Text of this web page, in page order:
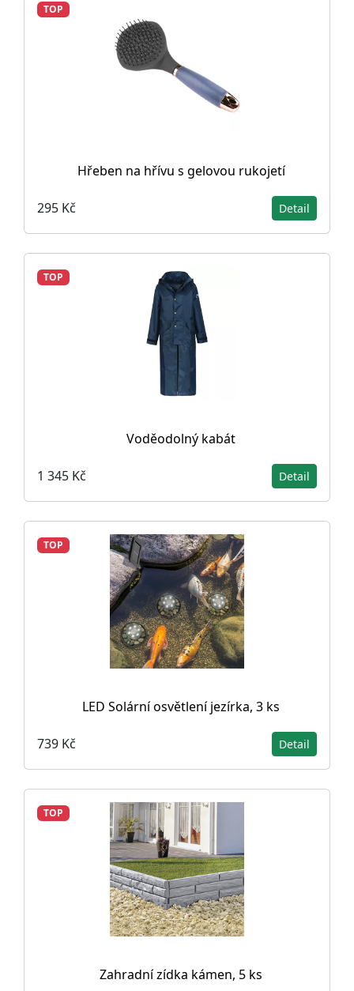
TOP
Hřeben na hřívu s gelovou rukojetí
295 Kč Detail
TOP
Voděodolný kabát
1 345 Kč Detail
TOP
LED Solární osvětlení jezírka, 3 ks
739 Kč Detail
TOP
Zahradní zídka kámen, 5 ks